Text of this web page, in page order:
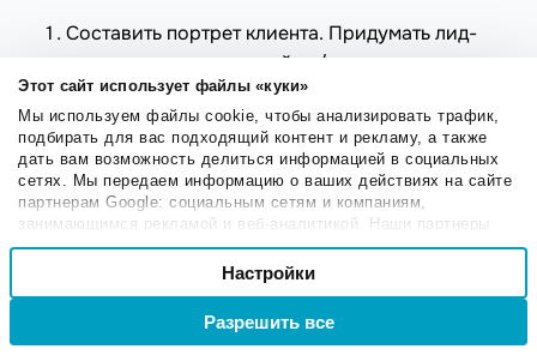
Этот сайт использует файлы «куки»
Мы используем файлы cookie, чтобы анализировать трафик,
подбирать для вас подходящий контент и рекламу, а также
дать вам возможность делиться информацией в социальных
сетях. Мы передаем информацию о ваших действиях на сайте
партнерам Google: социальным сетям и компаниям,
занимающимся рекламой и веб-аналитикой. Наши партнеры
могут комбинировать эти сведения с предоставленной вами
информацией, а также данными, которые они получили при
использовании вами их сервисов.
Выбор
Настроечные
Настройки
Разрешить все
Составить портрет клиента. Придумать лид-
магнит, подготовить сайт и/или лендинг с
формой подписки.
Собирать базу, используя соцсети,
таргетированную рекламу, партнерские
рассылки. Писать полезные и SEO
оптимизированные статьи в блог.
Подготовить серию писем и настроить
автоматическую сериюв сервисе email